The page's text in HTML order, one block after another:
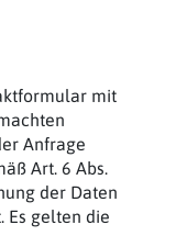
mit
Anfrage
Art. 6 Abs.
der Daten
gelten die